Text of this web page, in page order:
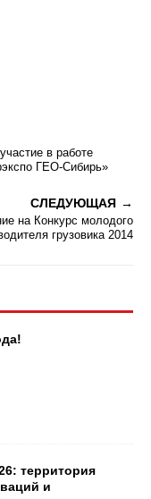
в работе
ГЕО-Сибирь»
СЛЕДУЮЩАЯ
на Конкурс молодого
грузовика 2014
территория
и